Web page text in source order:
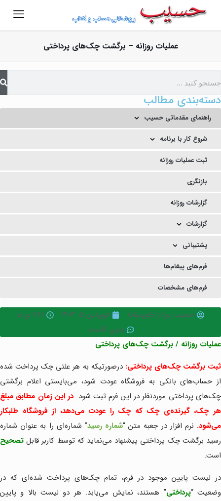
عملیات روزانه – برگشت چک‌های پرداختی
دسته‌بندی مطالب
راهنمای مقدماتی حسیب
شروع کار با برنامه
ثبت عملیات روزانه
بازنگری
گزارشات روزانه
گزارشات
پشتیبانی
فرم‌های پیغام‌ها
فرم‌های مشخصات
حسیب پرداز خاورمیانه فروردین ۵, ۱۴۰۳
۷:۲۱ ق.ظ
بدون کامنت
عملیات روزانه / برگشت چک‌های پرداختی
ثبت برگشت چک‌های پرداختی: درصورتیکه به هر علتی چک پرداخت شده
از حساب‌های بانکی به فروشگاه عودت شود، می‌بایستی اعلام برگشتی
چک‌های پرداختی موردنظر در این فرم ثبت شود. در این زمان مطابق مبلغ
هر چک، گیرنده‌ی چک که چک را عودت می‌دهد، از فروشگاه طلبکار
می‌شود. نرم افزار در جعبه متن “شماره رسید” شماره‌ای را به عنوان شماره
رسید برگشت چک پرداختی پیشنهاد می‌نماید که توسط کاربر قابل تصحیح
است.
در لیست پایین موجود در فرم، تمام چک‌های پرداخت شده‌ای که در
وضعیت “پرداختی” هستند، نمایش می‌یابد. هر دو لیست بالا و پایین